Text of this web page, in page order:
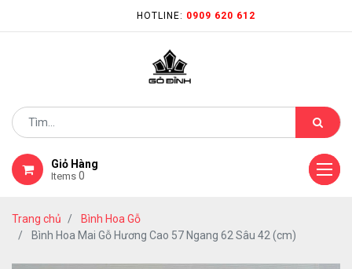
HOTLINE: 0909 620 612
Giỏ Hàng
Items 0
Trang chủ
Bình Hoa Gỗ
Bình Hoa Mai Gỗ Hương Cao 57 Ngang 62 Sâu 42 (cm)